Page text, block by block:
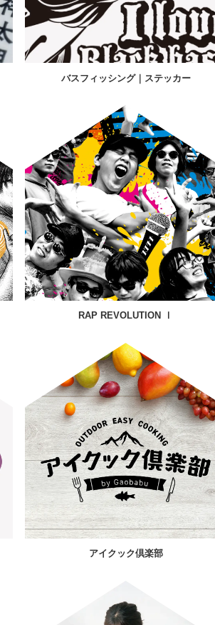
バスフィッシング｜ステッカー
RAP REVOLUTION Ⅰ
アイクック倶楽部